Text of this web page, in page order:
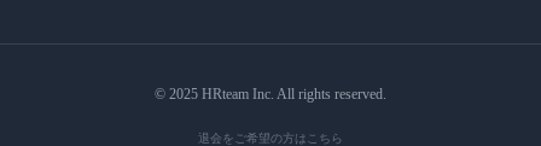
© 2025 HRteam Inc. All rights reserved.
退会をご希望の方はこちら